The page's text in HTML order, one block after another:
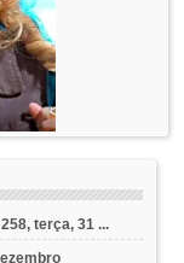
terça, 31 ...